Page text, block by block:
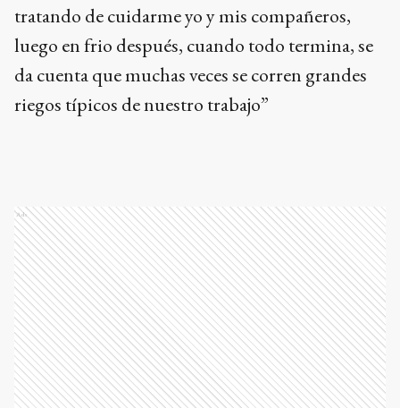
tratando de cuidarme yo y mis compañeros,
luego en frio después, cuando todo termina, se
da cuenta que muchas veces se corren grandes
riegos típicos de nuestro trabajo”
Ads